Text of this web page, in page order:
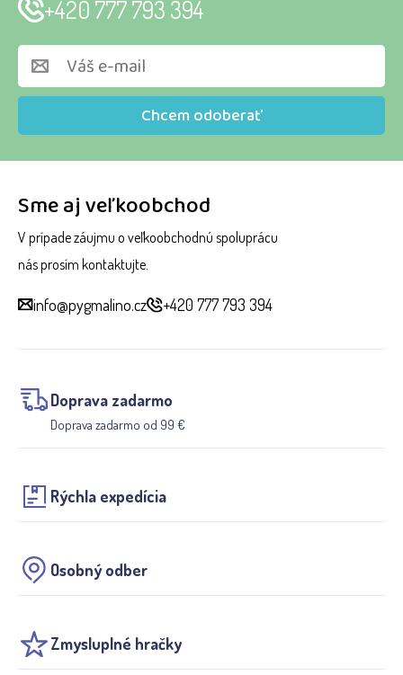
Sme aj veľkoobchod
V prípade záujmu o veľkoobchodnú spoluprácu
nás prosím kontaktujte.
info@pygmalino.cz +420 777 793 394
Doprava zadarmo
Doprava zadarmo od 99 €
Rýchla expedícia
Osobný odber
Zmysluplné hračky
Chcem odoberať
+420 777 793 394